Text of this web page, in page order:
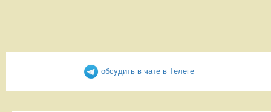
обсудить в чате в Телеге